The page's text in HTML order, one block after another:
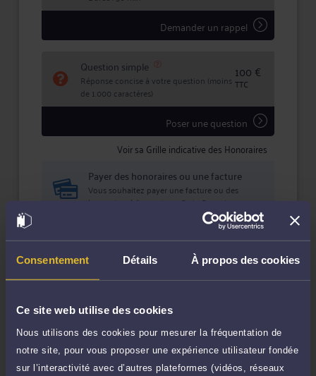
Consentement Détails À propos des cookies
Ce site web utilise des cookies
Nous utilisons des cookies pour mesurer la fréquentation de
notre site, pour vous proposer une expérience utilisateur fondée
sur l’interactivité avec d’autres plateformes (vidéos, réseaux
Demander un rappel
Question simple
Réponse concise à votre question (moins
de 1.000 caractères)
100 €
TTC
Poser une question
Voir sa Grille indicative des Honoraires
Payer des honoraires ou une facture
Vous souhaitez payer une facture ou des
honoraires à l’avocat par Carte Bancaire.
Payer
Compétences
Droit des sociétés